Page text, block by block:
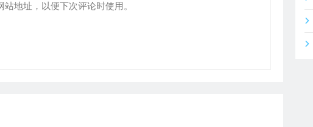
地址，以便下次评论时使用。